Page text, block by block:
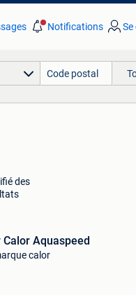
Notifications
des
Calor Aquaspeed
calor